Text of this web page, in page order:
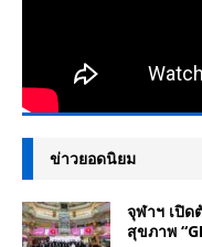
ข่าวยอดนิยม
จุฬาฯ เปิด
สุขภาพ